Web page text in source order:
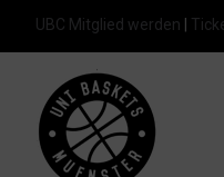
UBC Mitglied werden